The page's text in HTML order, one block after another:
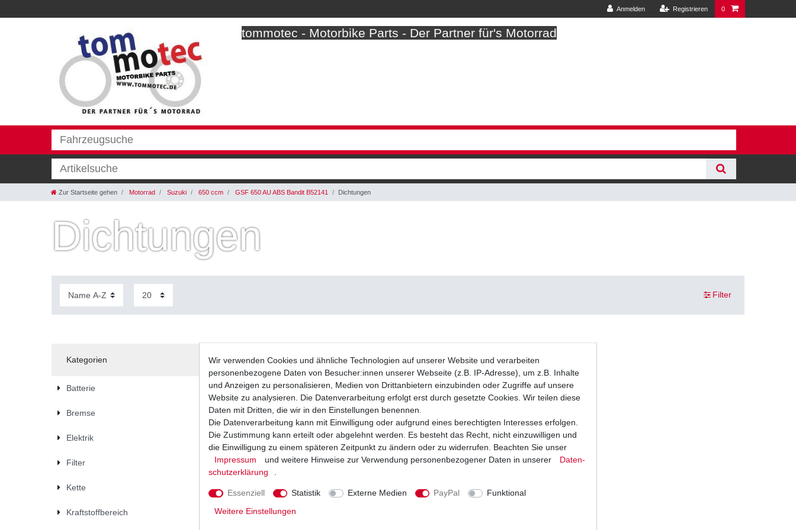
Anmelden Registrieren 0
tommotec - Motorbike Parts - Der Partner für's Motorrad
Zur Startseite gehen Motorrad Suzuki 650 ccm GSF 650 AU ABS Bandit B52141 Dichtungen
Dichtungen
Filter
Kategorien
Batterie
Bremse
Elektrik
Filter
Kette
Kraftstoffbereich
Dichtung Kupplungsdeckel Suzuki Diverse Modelle
Wir verwenden Cookies und ähnliche Technologien auf unserer Website und verarbeiten
personenbezogene Daten von Besucher:innen unserer Webseite (z.B. IP-Adresse), um z.B. Inhalte
und Anzeigen zu personalisieren, Medien von Drittanbietern einzubinden oder Zugriffe auf unsere
Website zu analysieren. Die Datenverarbeitung erfolgt erst durch gesetzte Cookies. Wir teilen diese
Daten mit Dritten, die wir in den Einstellungen benennen.
Die Datenverarbeitung kann mit Einwilligung oder aufgrund eines berechtigten Interesses erfolgen.
Die Zustimmung kann erteilt oder abgelehnt werden. Es besteht das Recht, nicht einzuwilligen und
die Einwilligung zu einem späteren Zeitpunkt zu ändern oder zu widerrufen. Beachten Sie unser
Impressum
und weitere Hinweise zur Verwendung personenbezogener Daten in unserer
Daten­
schutz­erklärung
Essenziell Statistik Externe Medien PayPal
Funktional
Weitere Einstellungen